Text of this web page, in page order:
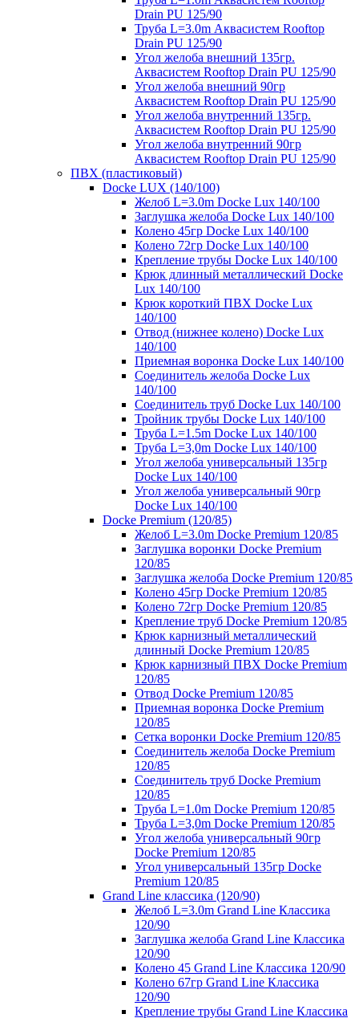
Drain PU 125/90
Труба L=3.0m Аквасистем Rooftop
Drain PU 125/90
Угол желоба внешний 135гр.
Аквасистем Rooftop Drain PU 125/90
Угол желоба внешний 90гр
Аквасистем Rooftop Drain PU 125/90
Угол желоба внутренний 135гр.
Аквасистем Rooftop Drain PU 125/90
Угол желоба внутренний 90гр
Аквасистем Rooftop Drain PU 125/90
ПВХ (пластиковый)
Docke LUX (140/100)
Желоб L=3.0m Docke Lux 140/100
Заглушка желоба Docke Lux 140/100
Колено 45гр Docke Lux 140/100
Колено 72гр Docke Lux 140/100
Крепление трубы Docke Lux 140/100
Крюк длинный металлический Docke
Lux 140/100
Крюк короткий ПВХ Docke Lux
140/100
Отвод (нижнее колено) Docke Lux
140/100
Приемная воронка Docke Lux 140/100
Соединитель желоба Docke Lux
140/100
Соединитель труб Docke Lux 140/100
Тройник трубы Docke Lux 140/100
Труба L=1.5m Docke Lux 140/100
Труба L=3,0m Docke Lux 140/100
Угол желоба универсальный 135гр
Docke Lux 140/100
Угол желоба универсальный 90гр
Docke Lux 140/100
Docke Premium (120/85)
Желоб L=3.0m Docke Premium 120/85
Заглушка воронки Docke Premium
120/85
Заглушка желоба Docke Premium 120/85
Колено 45гр Docke Premium 120/85
Колено 72гр Docke Premium 120/85
Крепление труб Docke Premium 120/85
Крюк карнизный металлический
длинный Docke Premium 120/85
Крюк карнизный ПВХ Docke Premium
120/85
Отвод Docke Premium 120/85
Приемная воронка Docke Premium
120/85
Сетка воронки Docke Premium 120/85
Соединитель желоба Docke Premium
120/85
Соединитель труб Docke Premium
120/85
Труба L=1.0m Docke Premium 120/85
Труба L=3,0m Docke Premium 120/85
Угол желоба универсальный 90гр
Docke Premium 120/85
Угол универсальный 135гр Docke
Premium 120/85
Grand Line классика (120/90)
Желоб L=3.0m Grand Line Классика
120/90
Заглушка желоба Grand Line Классика
120/90
Колено 45 Grand Line Классика 120/90
Колено 67гр Grand Line Классика
120/90
Крепление трубы Grand Line Классика